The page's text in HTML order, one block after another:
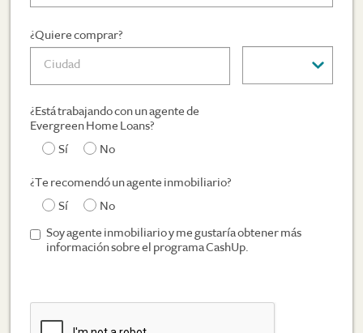
¿Quiere comprar?
¿Está trabajando con un agente de
Evergreen Home Loans?
Sí
No
¿Te recomendó un agente inmobiliario?
Sí
No
Soy agente inmobiliario y me gustaría obtener más
información sobre el programa CashUp.